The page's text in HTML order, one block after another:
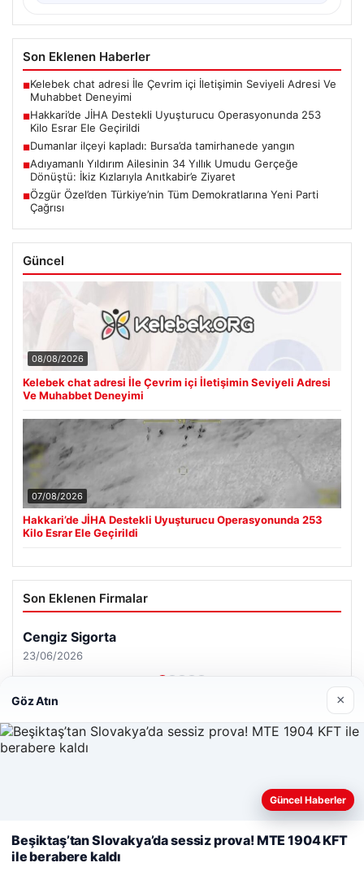
Son Eklenen Haberler
■Kelebek chat adresi İle Çevrim içi İletişimin Seviyeli Adresi Ve
Muhabbet Deneyimi
■Hakkari’de JİHA Destekli Uyuşturucu Operasyonunda 253
Kilo Esrar Ele Geçirildi
■Dumanlar ilçeyi kapladı: Bursa’da tamirhanede yangın
■Adıyamanlı Yıldırım Ailesinin 34 Yıllık Umudu Gerçeğe
Dönüştü: İkiz Kızlarıyla Anıtkabir’e Ziyaret
■Özgür Özel’den Türkiye’nin Tüm Demokratlarına Yeni Parti
Çağrısı
Güncel
08/08/2026
Kelebek chat adresi İle Çevrim içi İletişimin Seviyeli Adresi
Ve Muhabbet Deneyimi
07/08/2026
Hakkari’de JİHA Destekli Uyuşturucu Operasyonunda 253
Kilo Esrar Ele Geçirildi
Son Eklenen Firmalar
Web sitemizi nasıl kullandığınızı daha iyi anlayabilmek,
kullanıyoruz.
Çerez Politikamız
Reddet Kabul Et
Göz Atın ×
Güncel Haberler
Beşiktaş’tan Slovakya’da sessiz prova! MTE 1904 KFT
ile berabere kaldı